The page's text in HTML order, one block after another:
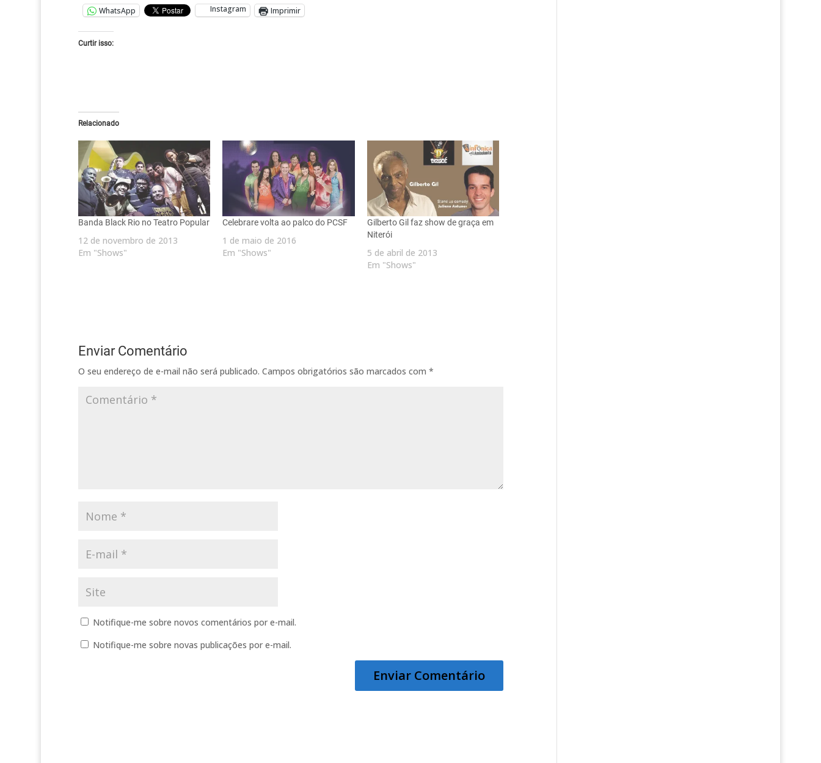
WhatsApp Instagram Imprimir
Curtir isso:
Relacionado
Banda Black Rio no Teatro Popular
12 de novembro de 2013
Em "Shows"
Celebrare volta ao palco do PCSF
1 de maio de 2016
Em "Shows"
Gilberto Gil faz show de graça em
Niterói
5 de abril de 2013
Em "Shows"
Enviar Comentário
O seu endereço de e-mail não será publicado. Campos obrigatórios são marcados com *
Notifique-me sobre novos comentários por e-mail.
Notifique-me sobre novas publicações por e-mail.